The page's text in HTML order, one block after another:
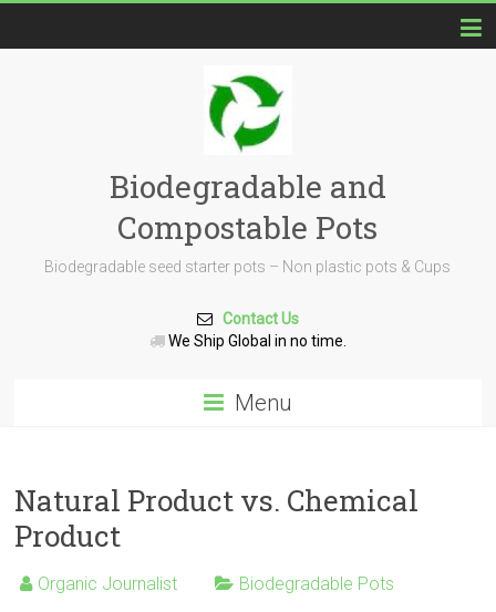
Biodegradable and
Compostable Pots
Biodegradable seed starter pots – Non plastic pots & Cups
Contact Us
We Ship Global in no time.
Menu
Natural Product vs. Chemical
Product
Organic Journalist Biodegradable Pots